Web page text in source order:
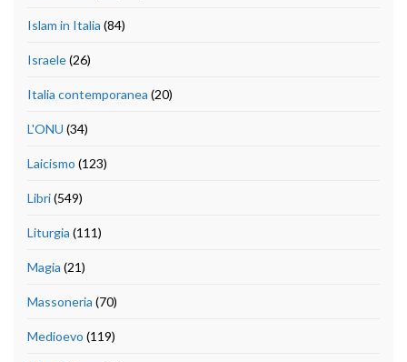
Islam in Italia (84)
Israele(26)
Italia contemporanea (20)
L'ONU (34)
Laicismo (123)
Libri(549)
Liturgia (111)
Magia (21)
Massoneria (70)
Medioevo (119)